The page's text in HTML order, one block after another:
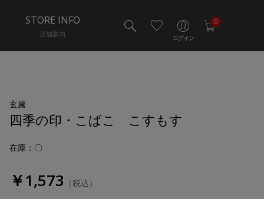
ログイン
0
STORE INFO
店舗案内
玄廬
四季の印・こばこ こすもす
在庫：〇
￥1,573 （税込）